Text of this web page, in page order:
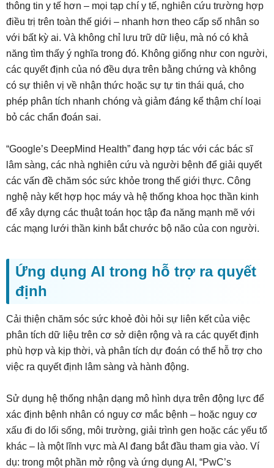
thông tin y tế hơn – mọi tạp chí y tế, nghiên cứu trường hợp
điều trị trên toàn thế giới – nhanh hơn theo cấp số nhân so
với bất kỳ ai. Và không chỉ lưu trữ dữ liệu, mà nó có khả
năng tìm thấy ý nghĩa trong đó. Không giống như con người,
các quyết định của nó đều dựa trên bằng chứng và không
có sự thiên vị về nhận thức hoặc sự tự tin thái quá, cho
phép phân tích nhanh chóng và giảm đáng kể thậm chí loại
bỏ các chẩn đoán sai.
“Google’s DeepMind Health” đang hợp tác với các bác sĩ
lâm sàng, các nhà nghiên cứu và người bệnh để giải quyết
các vấn đề chăm sóc sức khỏe trong thế giới thực. Công
nghệ này kết hợp học máy và hệ thống khoa học thần kinh
để xây dựng các thuật toán học tập đa năng mạnh mẽ với
các mạng lưới thần kinh bắt chước bộ não của con người.
Ứng dụng AI trong hỗ trợ ra quyết
định
Cải thiện chăm sóc sức khoẻ đòi hỏi sự liên kết của việc
phân tích dữ liệu trên cơ sở diện rộng và ra các quyết định
phù hợp và kịp thời, và phân tích dự đoán có thể hỗ trợ cho
việc ra quyết định lâm sàng và hành động.
Sử dụng hệ thống nhận dạng mô hình dựa trên động lực để
xác định bệnh nhân có nguy cơ mắc bệnh – hoặc nguy cơ
xấu đi do lối sống, môi trường, giải trình gen hoặc các yếu tố
khác – là một lĩnh vực mà AI đang bắt đầu tham gia vào. Ví
dụ: trong một phần mở rộng và ứng dụng AI, “PwC’s